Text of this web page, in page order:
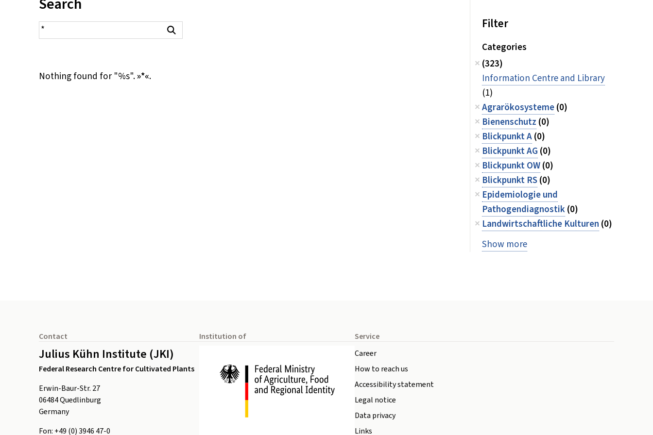
search result
Nothing found for "%s".»*«.
Filter
Categories
(323)
Information Centre and Library
(1)
Agrarökosysteme(0)
Bienenschutz (0)
Blickpunkt A(0)
Blickpunkt AG (0)
Blickpunkt OW(0)
Blickpunkt RS(0)
Epidemiologie und
Pathogendiagnostik(0)
Landwirtschaftliche Kulturen (0)
Show more
Contact
Julius Kühn Institute (JKI)
Federal Research Centre for Cultivated Plants
Erwin-Baur-Str. 27
06484Quedlinburg
Germany
Fon: +49 (0) 3946 47-0
Institution of
Service
Career
How to reach us
Accessibility statement
Legal notice
Data privacy
Links